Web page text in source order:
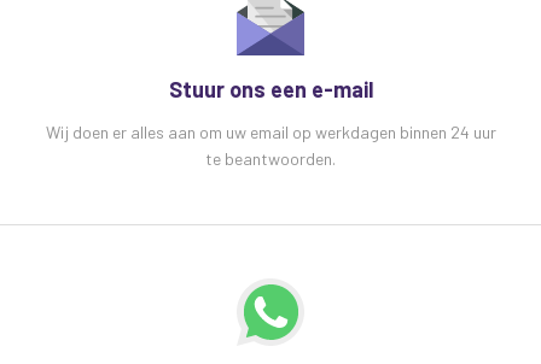
Stuur ons een e-mail
Wij doen er alles aan om uw email op werkdagen binnen 24 uur
te beantwoorden.